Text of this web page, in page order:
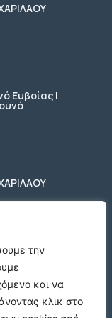
την
και να
κλικ στο
Ευβοίας |
στον